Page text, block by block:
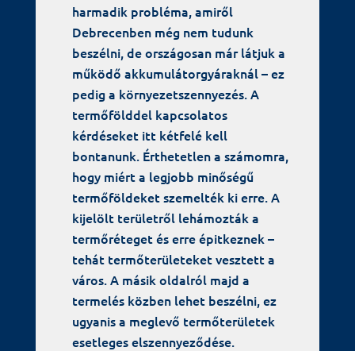
harmadik probléma, amiről
Debrecenben még nem tudunk
beszélni, de országosan már látjuk a
működő akkumulátorgyáraknál – ez
pedig a környezetszennyezés. A
termőfölddel kapcsolatos
kérdéseket itt kétfelé kell
bontanunk. Érthetetlen a számomra,
hogy miért a legjobb minőségű
termőföldeket szemelték ki erre. A
kijelölt területről lehámozták a
termőréteget és erre épitkeznek –
tehát termőterületeket vesztett a
város. A másik oldalról majd a
termelés közben lehet beszélni, ez
ugyanis a meglevő termőterületek
esetleges elszennyeződése.